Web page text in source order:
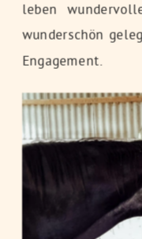
leben
wunderschön
Engagement.